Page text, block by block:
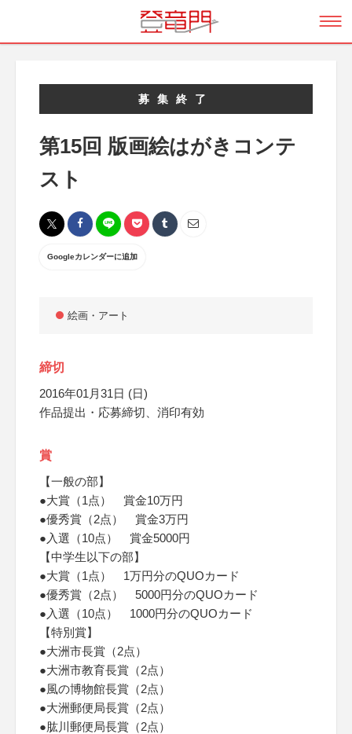
募集終了
第15回 版画絵はがきコンテ
スト
Googleカレンダーに追加
絵画・アート
締切
2016年01月31日 (日)
作品提出・応募締切、消印有効
賞
【一般の部】
●大賞（1点） 賞金10万円
●優秀賞（2点） 賞金3万円
●入選（10点） 賞金5000円
【中学生以下の部】
●大賞（1点） 1万円分のQUOカード
●優秀賞（2点） 5000円分のQUOカード
●入選（10点） 1000円分のQUOカード
【特別賞】
●大洲市長賞（2点）
●大洲市教育長賞（2点）
●風の博物館長賞（2点）
●大洲郵便局長賞（2点）
●肱川郵便局長賞（2点）